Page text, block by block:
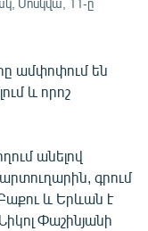
ամփոփում են
և որոշ
անելով
գրում
և Երևան է
Փաշինյանի